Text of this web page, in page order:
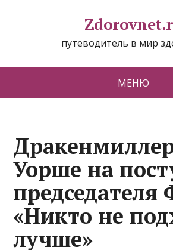
путеводитель в мир
МЕНЮ
Уорше на
председателя
«Никто не
лучше»